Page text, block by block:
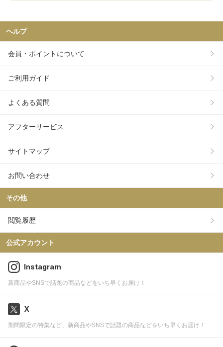
ヘルプ
会員・ポイントについて
ご利用ガイド
よくある質問
アフターサービス
サイトマップ
お問い合わせ
その他
閲覧履歴
公式アカウント
Instagram
新商品やSNSで話題の商品などをいち早くお届け！
X
期間限定の特集など、新商品やSNSで話題の商品などをいち早くお届け！